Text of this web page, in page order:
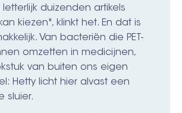
letterlijk duizenden artikels
kiezen", klinkt het. En dat is
Van bacteriën die PET-
omzetten in medicijnen,
van buiten ons eigen
Hetty licht hier alvast een
sluier.